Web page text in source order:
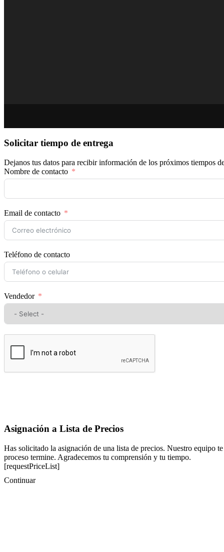
Solicitar tiempo de entrega
Dejanos tus datos para recibir información de los próximos tiempos
Nombre de contacto
Email de contacto
Teléfono de contacto
Vendedor
Asignación a Lista de Precios
Has solicitado la asignación de una lista de precios. Nuestro equipo
proceso termine. Agradecemos tu comprensión y tu tiempo.
[requestPriceList]
Continuar